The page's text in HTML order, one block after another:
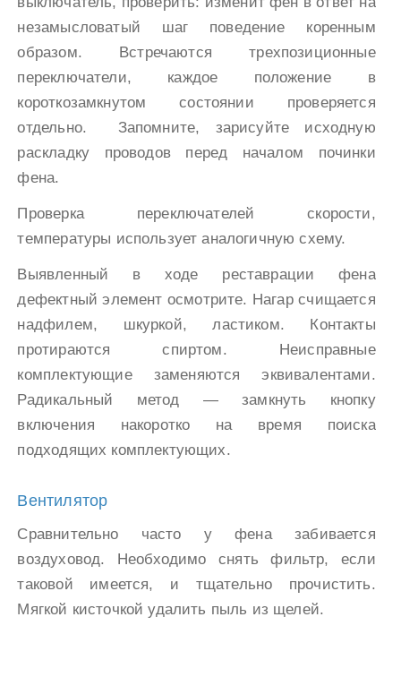
незамысловатый шаг поведение коренным
образом. Встречаются трехпозиционные
переключатели, каждое положение в
короткозамкнутом состоянии проверяется
отдельно. Запомните, зарисуйте исходную
раскладку проводов перед началом починки
фена.
Проверка переключателей скорости,
температуры использует аналогичную схему.
Выявленный в ходе реставрации фена
дефектный элемент осмотрите. Нагар счищается
надфилем, шкуркой, ластиком. Контакты
протираются спиртом. Неисправные
комплектующие заменяются эквивалентами.
Радикальный метод — замкнуть кнопку
включения накоротко на время поиска
подходящих комплектующих.
Вентилятор
Сравнительно часто у фена забивается
воздуховод. Необходимо снять фильтр, если
таковой имеется, и тщательно прочистить.
Мягкой кисточкой удалить пыль из щелей.